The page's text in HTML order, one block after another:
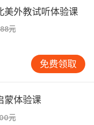
作
untied
的又散了
I won't leave.
走
美外教试听体验课
元
免费领取
蒙体验课
元